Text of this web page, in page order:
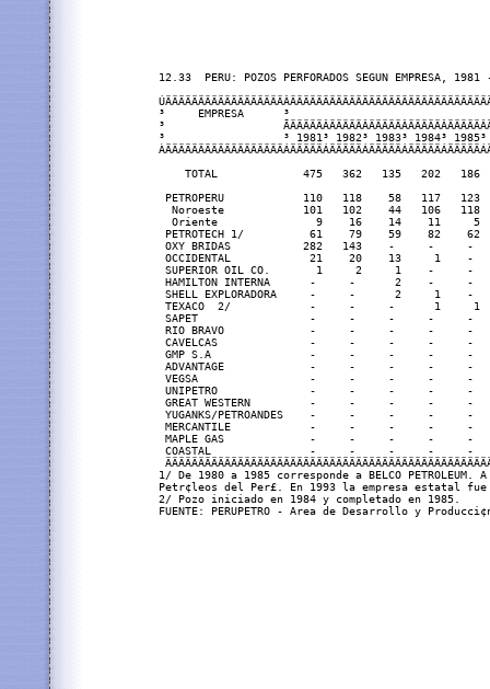
12.33  PERU: POZOS PERFORADOS SEGUN EMPRESA,
³     EMPRESA      ³
³
³                  ³ 1981³ 1982³ 1983³ 1984³ 1985³
TOTAL             475   362   135   202   186
PETROPERU            110   118    58   117
Noroeste            101   102    44   106   118
Oriente               9    16    14    11     5
PETROTECH 1/          61    79    59    82
OXY BRIDAS           282   143    -
OCCIDENTAL            21    20    13
SUPERIOR OIL CO.       1     2     1
HAMILTON INTERNA      -     -      2
SHELL EXPLORADORA     -     -      2
TEXACO  2/            -     -     -      1
SAPET                 -     -     -     -
RIO BRAVO             -     -     -     -
CAVELCAS              -     -     -     -
GMP S.A               -     -     -     -
ADVANTAGE             -     -     -     -
VEGSA                 -     -     -     -
UNIPETRO              -     -     -     -
GREAT WESTERN         -     -     -
YUGANKS/PETROANDES    -     -
MERCANTILE            -     -     -     -
MAPLE GAS             -     -     -     -
COASTAL               -     -     -     -
1/ De 1980 a 1985 corresponde a BELCO
Petr¢leos del Per£. En 1993 la empresa estatal fue
2/ Pozo iniciado en 1984 y completado en 1985.